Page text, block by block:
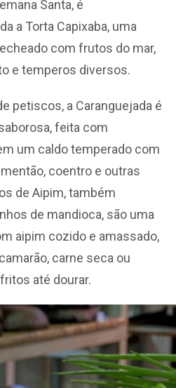
Santa, é
a Torta Capixaba, uma
com frutos do mar,
e temperos diversos.
petiscos, a Caranguejada é
feita com
um caldo temperado com
coentro e outras
de Aipim, também
de mandioca, são uma
aipim cozido e amassado,
carne seca ou
até dourar.